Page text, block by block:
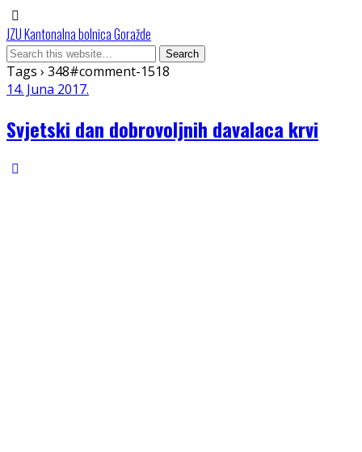
JZU Kantonalna bolnica Goražde
Tags › 348#comment-1518
14. Juna 2017.
Svjetski dan dobrovoljnih davalaca krvi